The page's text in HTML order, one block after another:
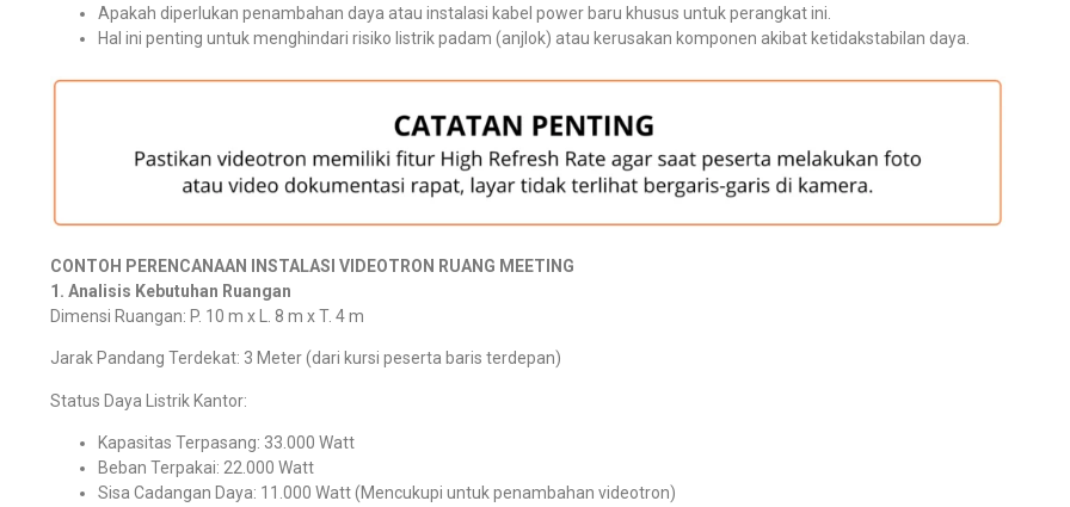
Apakah diperlukan penambahan daya atau instalasi kabel power baru khusus untuk perangkat ini.
Hal ini penting untuk menghindari risiko listrik padam (anjlok) atau kerusakan komponen akibat ketidakstabilan daya.
CONTOH PERENCANAAN INSTALASI VIDEOTRON RUANG MEETING
1. Analisis Kebutuhan Ruangan
Dimensi Ruangan: P. 10 m x L. 8 m x T. 4 m
Jarak Pandang Terdekat: 3 Meter (dari kursi peserta baris terdepan)
Status Daya Listrik Kantor:
Kapasitas Terpasang: 33.000 Watt
Beban Terpakai: 22.000 Watt
Sisa Cadangan Daya: 11.000 Watt (Mencukupi untuk penambahan videotron)